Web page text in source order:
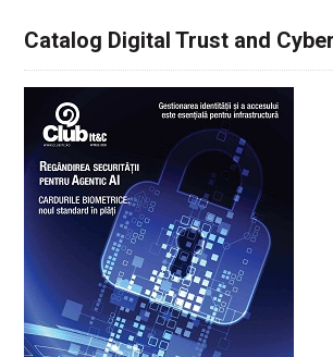
Catalog Digital Trust and